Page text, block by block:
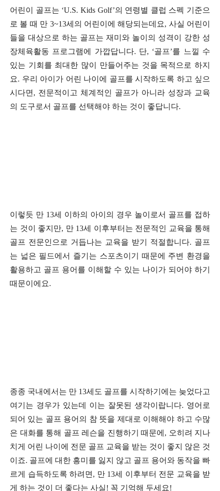
어린이 골프는 ‘U.S. Kids Golf’의 연령별 클럽 스펙 기준으
로 볼 때 만 3~13세의 어린이에 해당되는데요, 사실 어린이
들을 대상으로 하는 골프는 재미와 놀이의 성격이 강한 성
장체육활동 프로그램에 가깝답니다. 단, ‘골프’를 느낄 수
있는 기회를 최대한 많이 만들어주는 것을 목적으로 하지
요. 우리 아이가 어린 나이에 골프를 시작하도록 하고 싶으
시다면 , 전문적이고 체계적인 골프가 아니라 성장과 교육
의 도구로서 골프를 선택해야 하는 것이 좋답니다.
이렇듯 만 13세 이하의 아이의 경우 놀이로서 골프를 접하
는 것이 좋지만, 만13세 이후부터는 전문적인 교육을 통해
골프 전문인으로 거듭나는 교육을 받기 적절합니다. 골프
는 넓은 필드에서 즐기는 스포츠이기 때문에 주변 환경을
활용하고 골프 용어를 이해할 수 있는 나이가 되어야 하기
때문이에요.
종종 국내에서는 만 13세도 골프를 시작하기에는 늦었다고
여기는 경우가 있는데 이는 잘못된 생각이랍니다. 영어로
되어 있는 골프 용어의 참 뜻을 제대로 이해해야 하고 수많
은 대화를 통해 골프 레슨을 진행하기 때문에 , 오히려 지나
치게 어린 나이에 전문 골프 교육을 받는 것이 좋지 않은 것
이죠. 골프에 대한 흥미를 잃지 않고 골프 용어와 동작을 빠
르게 습득하도록 하려면 , 만13세 이후부터 전문 교육을 받
게 하는 것이 더 좋다는 사실! 꼭 기억해 두세요!